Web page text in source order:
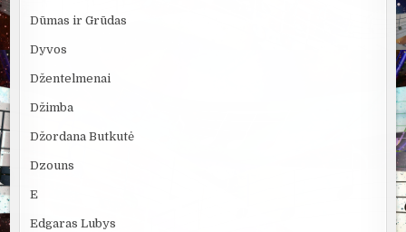
Dūmas ir Grūdas
Dyvos
Džentelmenai
Džimba
Džordana Butkutė
Dzouns
E
Edgaras Lubys